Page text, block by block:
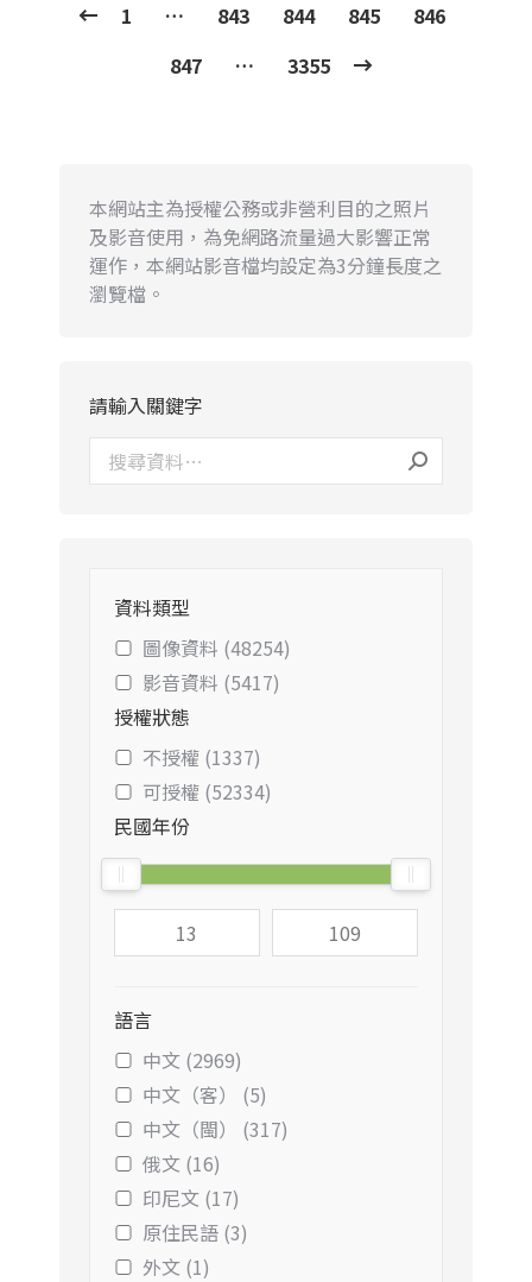
1 … 843 844 845
846
847
… 3355
本網站主為授權公務或非營利目的之照片
及影音使用，為免網路流量過大影響正常
運作，本網站影音檔均設定為3分鐘長度之
瀏覽檔。
請輸入關鍵字
資料類型
圖像資料 (48254)
影音資料 (5417)
授權狀態
不授權 (1337)
可授權 (52334)
民國年份
語言
中文 (2969)
中文（客） (5)
中文（閩） (317)
俄文 (16)
印尼文 (17)
原住民語 (3)
外文 (1)